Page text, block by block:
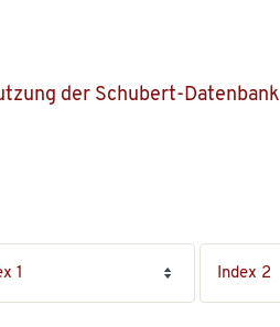
der Schubert-Datenbank